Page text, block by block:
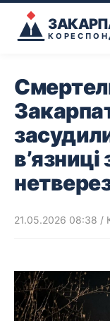
в’язниці
21.05.2026 08:38 /